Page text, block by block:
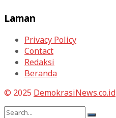
Laman
Privacy Policy
Contact
Redaksi
Beranda
© 2025 DemokrasiNews.co.id